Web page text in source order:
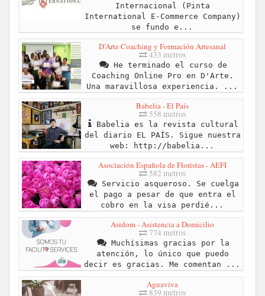
Internacional (Pinta
International E-Commerce Company)
se fundo e...
D'Arte Coaching y Formación Artesanal
433 metros
He terminado el curso de
Coaching Online Pro en D'Arte.
Una maravillosa experiencia. ...
Babelia - El País
558 metros
Babelia es la revista cultural
del diario EL PAÍS. Sigue nuestra
web: http://babelia...
Asociación Española de Floristas - AEFI
582 metros
Servicio asqueroso. Se cuelga
el pago a pesar de que entra el
cobro en la visa perdié...
Asidom - Asistencia a Domicilio
774 metros
Muchísimas gracias por la
atención, lo único que puedo
decir es gracias. Me comentan ...
Aguaviva
839 metros